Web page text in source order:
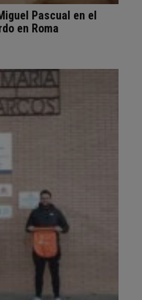
Pascual en el
en Roma